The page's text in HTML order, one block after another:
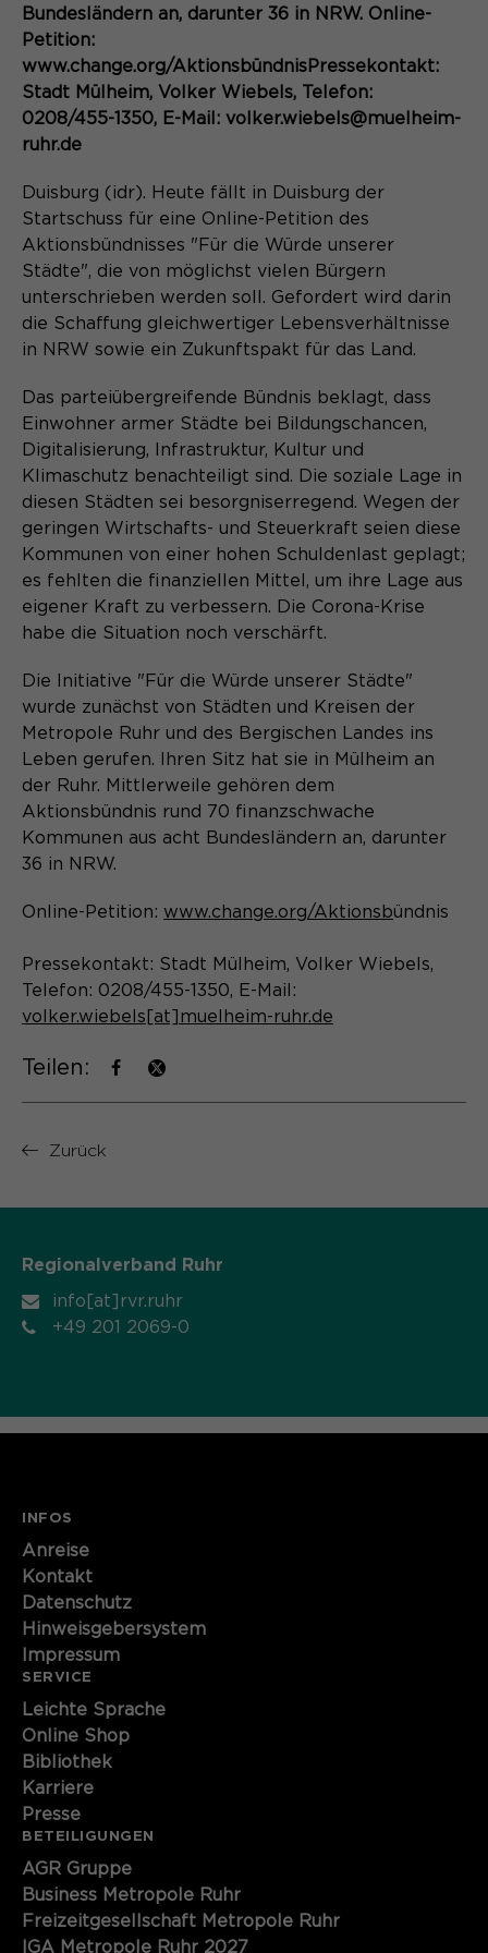
Zweck
Content Management System dieser
unerlässlich, damit Ihr Besuch auf der
Website angenehm und flüssig wird:
Sie ermöglichen es der Website, Sie
zu erkennen und somit Ihre Sitzung
geschlossenen Bereich die Benutzer-
ID als verschlüsselten Wert (sog.
"hash-Wert") zum entsprechenden
Datenbankeintrag des Nutzers.
Anbieter Session-Cookies
Der Session Cookie wird beim
Zweck
PHPs Standard Sitzungs- Identifikation
(Formulare).
Name be_typo_user
Anbieter TYPO3
Laufzeit Ende der Sitzung
Zweck
Dieser Cookie teilt der Webseite mit,
diese zu verwalten.
Name cookie_optin
Laufzeit 1 Monat
Name _pk_id*
Anbieter Matomo
Laufzeit 13 Monate
Wiedererkennung eines Besuchers.
Name _pk_ses*
Anbieter Matomo
Zweck
Speichert vorübergehend Daten der
aktuellen Sitzung.
Name _pk_ref.*
Anbieter Matomo
Zweck Speichert die Herkunft des Besuchers.
Name MATOMO_SESSID
Anbieter Matomo
Zweck
personenbezogene Daten.
Cookie-Informationen
Aktivierung Mehrsprachigkeit
Diese Cookies ermöglichen die automatische
Übersetzung der Website-Inhalte durch GTranslate.
Name googtrans
Laufzeit 1 Jahr
Zweck
Speichert die vom Nutzer gewählte
Sprache für die automatische
Cookie-Informationen
Bundesländern an, darunter 36 in NRW. Online-
Petition:
www.change.org/AktionsbündnisPressekontakt:
Stadt Mülheim, Volker Wiebels, Telefon:
0208/455-1350, E-Mail: volker.wiebels@muelheim-
ruhr.de
Duisburg (idr). Heute fällt in Duisburg der
Startschuss für eine Online-Petition des
Aktionsbündnisses "Für die Würde unserer
Städte", die von möglichst vielen Bürgern
unterschrieben werden soll. Gefordert wird darin
die Schaffung gleichwertiger Lebensverhältnisse
in NRW sowie ein Zukunftspakt für das Land.
Das parteiübergreifende Bündnis beklagt, dass
Einwohner armer Städte bei Bildungschancen,
Digitalisierung, Infrastruktur, Kultur und
Klimaschutz benachteiligt sind. Die soziale Lage in
diesen Städten sei besorgniserregend. Wegen der
geringen Wirtschafts- und Steuerkraft seien diese
Kommunen von einer hohen Schuldenlast geplagt;
es fehlten die finanziellen Mittel, um ihre Lage aus
eigener Kraft zu verbessern. Die Corona-Krise
habe die Situation noch verschärft.
Die Initiative "Für die Würde unserer Städte"
wurde zunächst von Städten und Kreisen der
Metropole Ruhr und des Bergischen Landes ins
Leben gerufen. Ihren Sitz hat sie in Mülheim an
der Ruhr. Mittlerweile gehören dem
Aktionsbündnis rund 70 finanzschwache
Kommunen aus acht Bundesländern an, darunter
36 in NRW.
Online-Petition: www.change.org/Aktionsbündnis
Pressekontakt: Stadt Mülheim, Volker Wiebels,
Telefon: 0208/455-1350, E-Mail:
volker.wiebels[at]muelheim-ruhr.de
Teilen:
Zurück
Regionalverband Ruhr
info[at]rvr.ruhr
+49 201 2069-0
INFOS
Anreise
Kontakt
Datenschutz
Hinweisgebersystem
Impressum
SERVICE
Leichte Sprache
Online Shop
Bibliothek
Karriere
Presse
BETEILIGUNGEN
AGR Gruppe
Business Metropole Ruhr
Freizeitgesellschaft Metropole Ruhr
IGA Metropole Ruhr 2027